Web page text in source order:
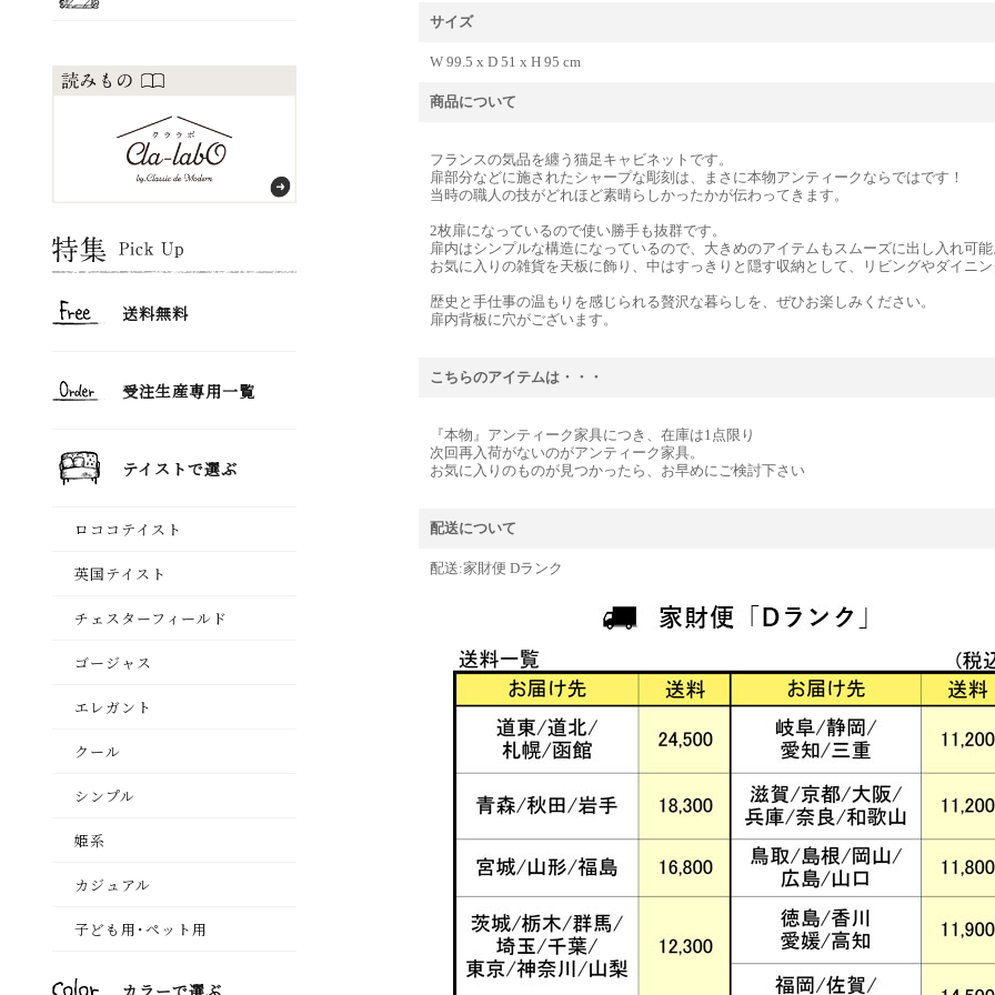
サイズ
W 99.5 x D 51 x H 95 cm
商品について
フランスの気品を纏う猫足キャビネットです。
扉部分などに施されたシャープな彫刻は、まさに本物アンティークならではです！
当時の職人の技がどれほど素晴らしかったかが伝わってきます。
2枚扉になっているので使い勝手も抜群です。
扉内はシンプルな構造になっているので、大きめのアイテムもスムーズに出し入れ可能
お気に入りの雑貨を天板に飾り、中はすっきりと隠す収納として、リビングやダイニン
歴史と手仕事の温もりを感じられる贅沢な暮らしを、ぜひお楽しみください。
扉内背板に穴がございます。
こちらのアイテムは・・・
『本物』アンティーク家具につき、在庫は1点限り
次回再入荷がないのがアンティーク家具。
お気に入りのものが見つかったら、お早めにご検討下さい
配送について
配送:家財便 Dランク